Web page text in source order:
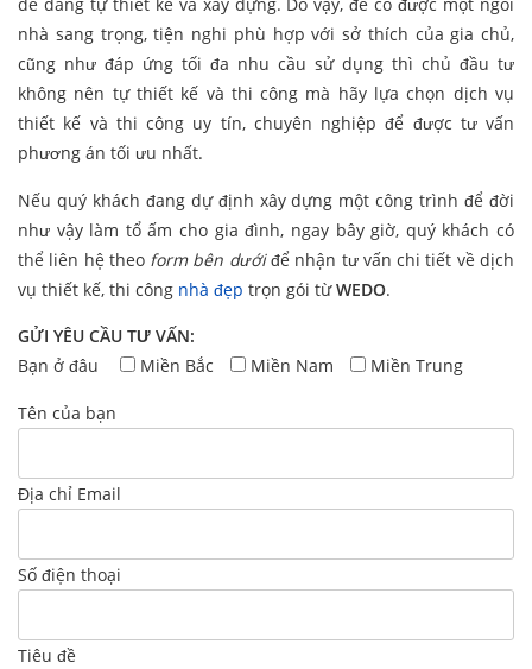
nhà sang trọng, tiện nghi phù hợp với sở thích của gia chủ,
cũng như đáp ứng tối đa nhu cầu sử dụng thì chủ đầu tư
không nên tự thiết kế và thi công mà hãy lựa chọn dịch vụ
thiết kế và thi công uy tín, chuyên nghiệp để được tư vấn
phương án tối ưu nhất.
Nếu quý khách đang dự định xây dựng một công trình để đời
như vậy làm tổ ấm cho gia đình, ngay bây giờ, quý khách có
thể liên hệ theoform bên dướiđể nhận tư vấn chi tiết về dịch
vụ thiết kế, thi công nhà đẹp trọn gói từWEDO.
GỬI YÊU CẦU TƯ VẤN:
Bạn ở đâu
Miền Bắc Miền Nam Miền Trung
Tên của bạn
Địa chỉ Email
Số điện thoại
Tiêu đề